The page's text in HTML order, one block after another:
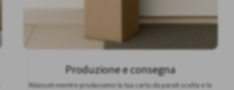
Produzione e consegna
Rilassati mentre produciamo la tua carta da parati scelta e la